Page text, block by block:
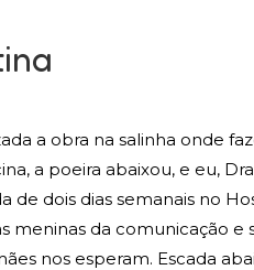
a obra na salinha onde
a poeira abaixou, e eu,
de dois dias semanais no
meninas da comunicação e
nos esperam. Escada